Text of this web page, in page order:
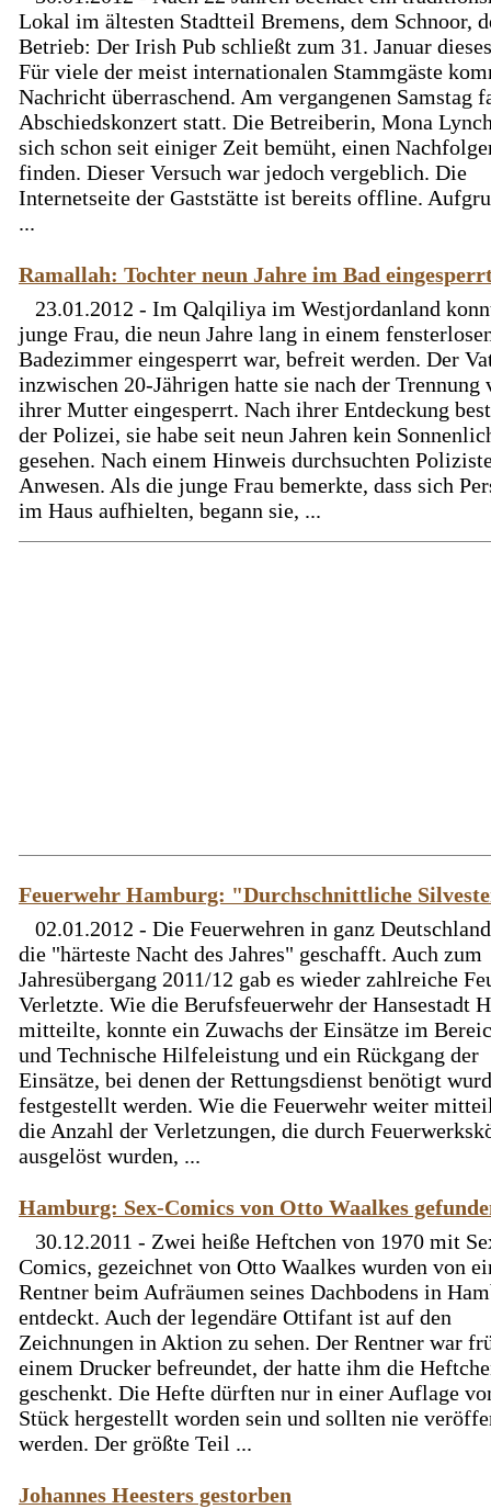
Lokal im ältesten Stadtteil Bremens, dem Schnoor,
Betrieb: Der Irish Pub schließt zum 31. Januar
Für viele der meist internationalen Stammgäste
Nachricht überraschend. Am vergangenen Samstag
Abschiedskonzert statt. Die Betreiberin, Mona
sich schon seit einiger Zeit bemüht, einen
finden. Dieser Versuch war jedoch vergeblich. Die
Internetseite der Gaststätte ist bereits offline.
...
Ramallah: Tochter neun Jahre im Bad
23.01.2012 - Im Qalqiliya im Westjordanland
junge Frau, die neun Jahre lang in einem
Badezimmer eingesperrt war, befreit werden. Der
inzwischen 20-Jährigen hatte sie nach der Trennung
ihrer Mutter eingesperrt. Nach ihrer Entdeckung
der Polizei, sie habe seit neun Jahren kein
gesehen. Nach einem Hinweis durchsuchten
Anwesen. Als die junge Frau bemerkte, dass sich
im Haus aufhielten, begann sie, ...
Feuerwehr Hamburg: "Durchschnittliche
02.01.2012 - Die Feuerwehren in ganz
die "härteste Nacht des Jahres" geschafft. Auch zum
Jahresübergang 2011/12 gab es wieder zahlreiche
Verletzte. Wie die Berufsfeuerwehr der Hansestadt
mitteilte, konnte ein Zuwachs der Einsätze im
und Technische Hilfeleistung und ein Rückgang der
Einsätze, bei denen der Rettungsdienst benötigt
festgestellt werden. Wie die Feuerwehr weiter
die Anzahl der Verletzungen, die durch
ausgelöst wurden, ...
Hamburg: Sex-Comics von Otto Waalkes
30.12.2011 - Zwei heiße Heftchen von 1970 mit
Comics, gezeichnet von Otto Waalkes wurden von
Rentner beim Aufräumen seines Dachbodens in
entdeckt. Auch der legendäre Ottifant ist auf den
Zeichnungen in Aktion zu sehen. Der Rentner war
einem Drucker befreundet, der hatte ihm die
geschenkt. Die Hefte dürften nur in einer Auflage
Stück hergestellt worden sein und sollten nie
werden. Der größte Teil ...
Johannes Heesters gestorben